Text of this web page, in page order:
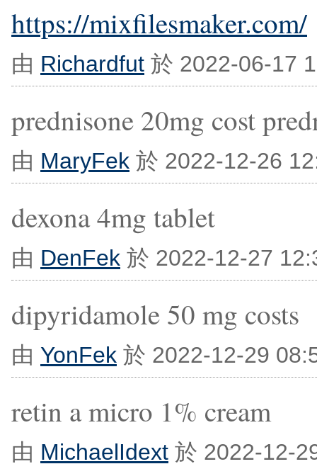
https://mixfilesmaker.com/
由 Richardfut 於 2022-06-17
prednisone 20mg cost
由 MaryFek 於 2022-12-26
dexona 4mg tablet
由 DenFek 於 2022-12-27
dipyridamole 50 mg costs
由 YonFek 於 2022-12-29
retin a micro 1% cream
由 MichaelIdext 於 2022-12-